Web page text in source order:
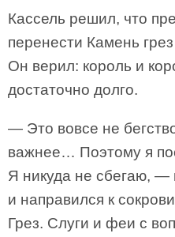
Кассель решил, что
перенести Камень
Он верил: король и
достаточно долго.
— Это вовсе не
важнее… Поэтому я
Я никуда не сбегаю, —
и направился к
Грез. Слуги и феи с